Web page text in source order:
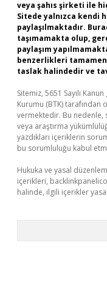
veya şahıs şirketi ile
Sitede yalnızca kendi
paylaşılmaktadır.
taşımamakta olup,
paylaşım
benzerlikleri
taslak halindedir ve
Sitemiz, 5651 Sayılı
Kurumu (BTK) tarafından
vermektedir. Bu
veya araştırma
yazdıkları içeriklerin
bu sorumluluğu kabul
Hukuka ve yasal
içerikleri,
halinde, ilgili içerikler